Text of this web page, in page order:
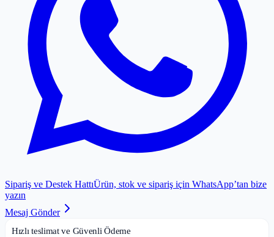
Sipariş ve Destek HattıÜrün, stok ve sipariş için WhatsApp’tan bize
yazın
Mesaj Gönder
Hızlı teslimat ve Güvenli Ödeme